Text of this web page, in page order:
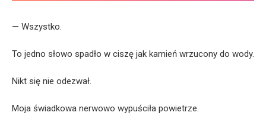
— Wszystko.
To jedno słowo spadło w ciszę jak kamień wrzucony do wody.
Nikt się nie odezwał.
Moja świadkowa nerwowo wypuściła powietrze.